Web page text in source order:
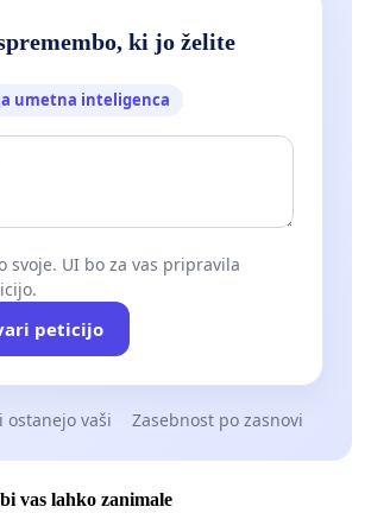
ki jo želite
umetna inteligenca
svoje. UI bo za vas pripravila
peticijo
ostanejo vaši Zasebnost po zasnovi
vas lahko zanimale